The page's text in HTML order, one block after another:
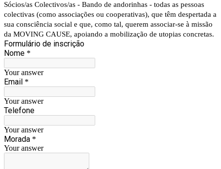
Sócios/as Colectivos/as - Bando de andorinhas - todas as pessoas
colectivas (como associações ou cooperativas), que têm despertada a
sua consciência social e que, como tal, querem associar-se à missão
da MOVING CAUSE, apoiando a mobilização de utopias concretas.
Formulário de inscrição
Nome *
Your answer
Email *
Your answer
Telefone
Your answer
Morada *
Your answer